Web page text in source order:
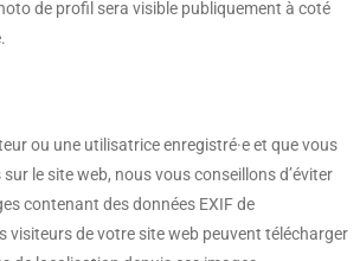
de profil sera visible publiquement à coté
ou une utilisatrice enregistré·e et que vous
le site web, nous vous conseillons d’éviter
contenant des données EXIF de
visiteurs de votre site web peuvent télécharger